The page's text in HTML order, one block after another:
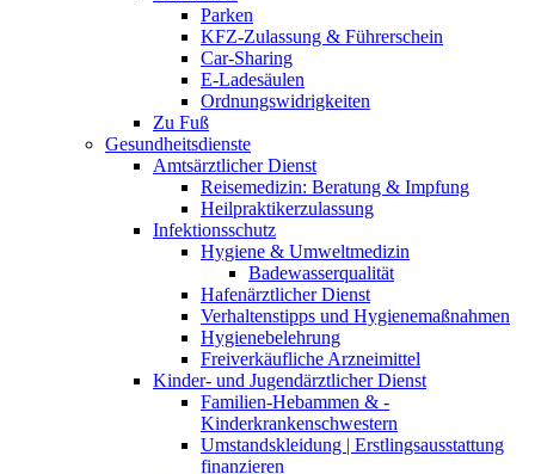
Parken
KFZ-Zulassung & Führerschein
Car-Sharing
E-Ladesäulen
Ordnungswidrigkeiten
Zu Fuß
Gesundheitsdienste
Amtsärztlicher Dienst
Reisemedizin: Beratung & Impfung
Heilpraktikerzulassung
Infektionsschutz
Hygiene & Umweltmedizin
Badewasserqualität
Hafenärztlicher Dienst
Verhaltenstipps und Hygienemaßnahmen
Hygienebelehrung
Freiverkäufliche Arzneimittel
Kinder- und Jugendärztlicher Dienst
Familien-Hebammen & -
Kinderkrankenschwestern
Umstandskleidung | Erstlingsausstattung
finanzieren